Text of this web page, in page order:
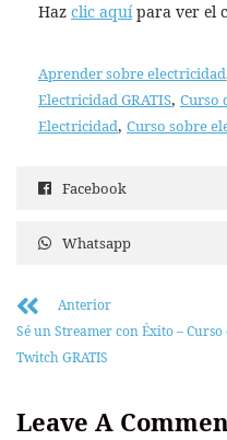
Haz clic aquípara ver el
Aprender sobre electricidad
Electricidad GRATIS, Curso
Electricidad, Curso sobre
Facebook
Whatsapp
Anterior
Sé un Streamer con Éxito – Curso
Twitch GRATIS
Leave A